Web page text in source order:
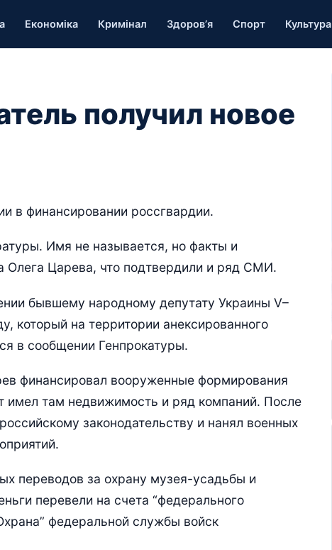
Економіка Кримінал Здоров’я Спорт Культура
получил новое
в финансировании россгвардии.
Имя не называется, но факты и
Олега Царева, что подтвердили и ряд СМИ.
бывшему народному депутату Украины V–
который на территории анексированного
в сообщении Генпрокатуры.
финансировал вооруженные формирования
имел там недвижимость и ряд компаний. После
законодательству и нанял военных
переводов за охрану музея-усадьбы и
перевели на счета “федерального
федеральной службы войск